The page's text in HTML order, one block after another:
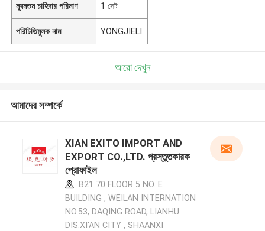
ন্যূনতম চাহিদার পরিমাণ 1 সেট
পরিচিতিমুলক নাম YONGJIELI
আরো দেখুন
আমাদের সম্পর্কে
XIAN EXITO IMPORT AND
EXPORT CO.,LTD. প্রস্তুতকারক
প্রোফাইল
B21 70 FLOOR 5 NO. E
BUILDING , WEILAN INTERNATION
NO.53, DAQING ROAD, LIANHU
DIS.XI'AN CITY , SHAANXI